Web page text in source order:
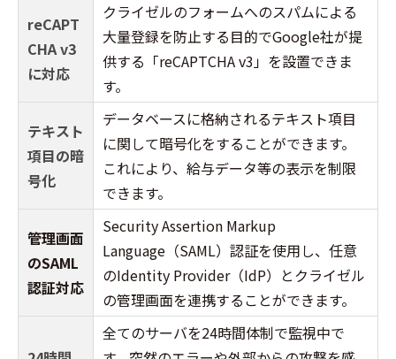
reCAPT
CHA v3
に対応
クライゼルのフォームへのスパムによる
大量登録を防止する目的でGoogle社が提
供する「reCAPTCHA v3」を設置できま
す。
テキスト
項目の暗
号化
データベースに格納されるテキスト項目
に関して暗号化をすることができます。
これにより、給与データ等の表示を制限
できます。
管理画面
のSAML
認証対応
Security Assertion Markup
Language（SAML）認証を使用し、任意
のIdentity Provider（IdP）とクライゼル
の管理画面を連携することができます。
全てのサーバを24時間体制で監視中で